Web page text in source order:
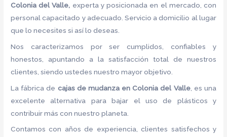
Colonia del Valle, experta y posicionada en el mercado, con
personal capacitado y adecuado. Servicio a domicilio al lugar
que lo necesites si así lo deseas.
Nos caracterizamos por ser cumplidos, confiables y
honestos, apuntando a la satisfacción total de nuestros
clientes, siendo ustedes nuestro mayor objetivo.
La fábrica de cajas de mudanza en Colonia del Valle, es una
excelente alternativa para bajar el uso de plásticos y
contribuir más con nuestro planeta.
Contamos con años de experiencia, clientes satisfechos y